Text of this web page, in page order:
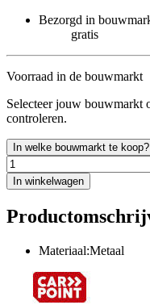
Bezorgd in
gratis
Voorraad in de bouwmarkt
Selecteer jouw bouwmarkt
controleren.
In welke bouwmarkt te koop?
In winkelwagen
Materiaal:Metaal